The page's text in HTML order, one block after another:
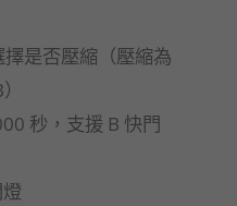
是否壓縮（壓縮為
秒，支援 B 快門